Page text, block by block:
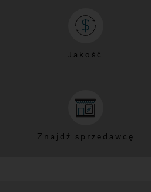
Jakość
Znajdź sprzedawcę